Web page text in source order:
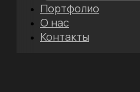
Портфолио
О нас
Контакты